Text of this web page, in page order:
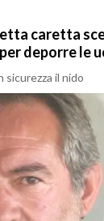
caretta
deporre le
il nido